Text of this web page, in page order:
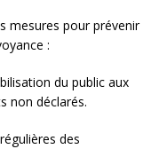
mesures pour prévenir
:
du public aux
non déclarés.
des